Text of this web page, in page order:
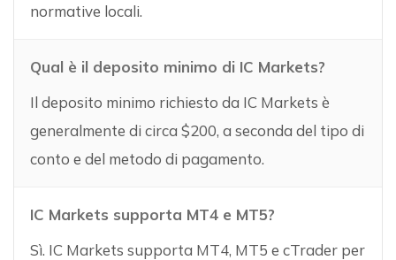
normative locali.
Qual è il deposito minimo di IC Markets?
Il deposito minimo richiesto da IC Markets è
generalmente di circa $200, a seconda del tipo di
conto e del metodo di pagamento.
IC Markets supporta MT4 e MT5?
Sì. IC Markets supporta MT4, MT5 e cTrader per